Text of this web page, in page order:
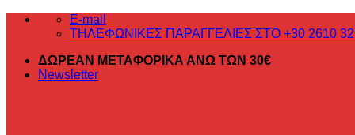
Μετάβαση
E-mail
ΤΗΛΕΦΩΝΙΚΕΣ ΠΑΡΑΓΓΕΛΙΕΣ ΣΤΟ +30 2610
ΔΩΡΕΑΝ ΜΕΤΑΦΟΡΙΚΑ ΑΝΩ ΤΩΝ 30€
Newsletter